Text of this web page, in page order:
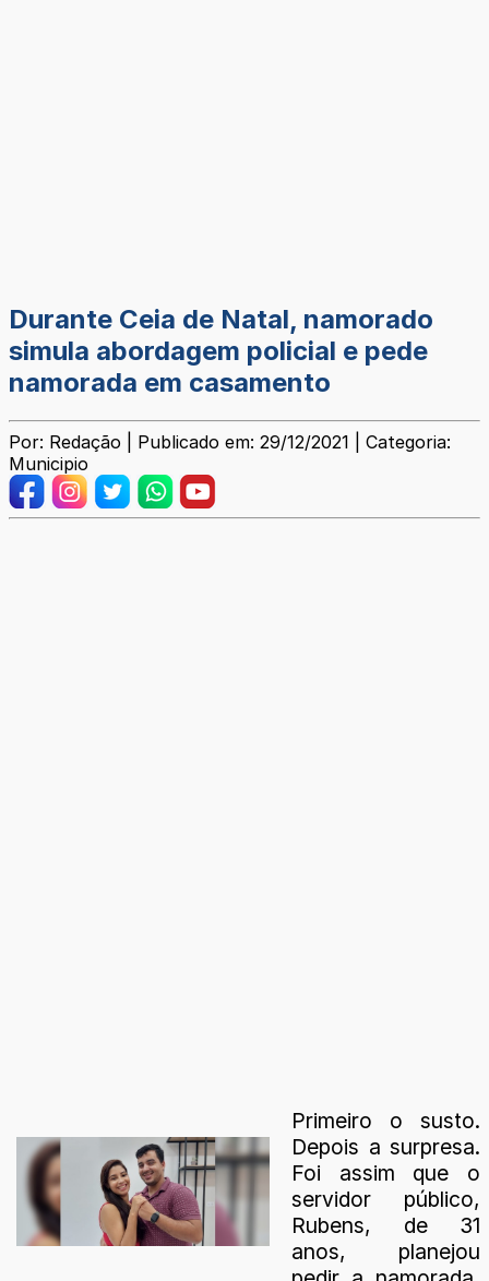
Durante Ceia de Natal, namorado
simula abordagem policial e pede
namorada em casamento
Por: Redação | Publicado em: 29/12/2021 | Categoria:
Municipio
Primeiro o susto.
Depois a surpresa.
Foi assim que o
servidor público,
Rubens, de 31
anos, planejou